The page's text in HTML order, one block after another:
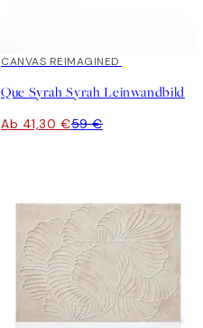
30%*
CANVAS REIMAGINED
Que Syrah Syrah Leinwandbild
Ab 41,30 €59 €